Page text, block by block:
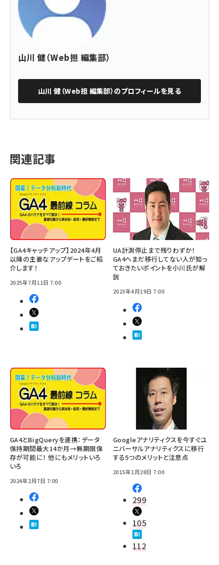
山川 健（Web担 編集部）
山川 健（Web担 編集部） のプロフィールを見る
関連記事
【GA4キャッチアップ】2024年4月
以降の主要なアップデートをご紹
介します！
2025年7月11日 7:00
UA計測停止まで残りわずか！
GA4へまだ移行してない人が知っ
ておきたいポイントを小川氏が解
説
2023年4月19日 7:00
GA4とBigQueryを連携：データ
保持期間最大14か月→無期限保
存が可能に！ 他にもメリットいろ
いろ
2024年2月7日 7:00
Googleアナリティクスを今すぐユ
ニバーサルアナリティクスに移行
する5つのメリットと注意点
2015年1月28日 7:00
299
105
112